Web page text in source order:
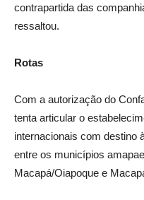
contrapartida das
ressaltou.
Rotas
Com a autorização do
tenta articular o
internacionais com destino
entre os municípios
Macapá/Oiapoque e